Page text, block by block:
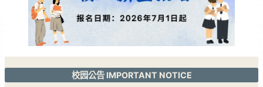
校园公告 IMPORTANT NOTICE